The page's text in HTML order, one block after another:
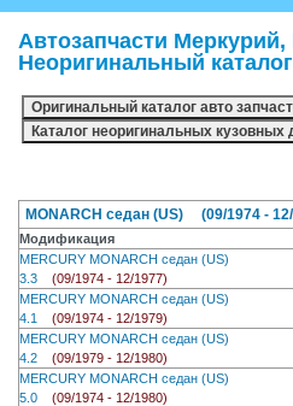
Автозапчасти
Неоригинальный каталог
MONARCH седан (US) (09/1974 -
Модификация
MERCURY MONARCH седан (US)
3.3 (09/1974 - 12/1977)
MERCURY MONARCH седан (US)
4.1 (09/1974 - 12/1979)
MERCURY MONARCH седан (US)
4.2 (09/1979 - 12/1980)
MERCURY MONARCH седан (US)
5.0 (09/1974 - 12/1980)